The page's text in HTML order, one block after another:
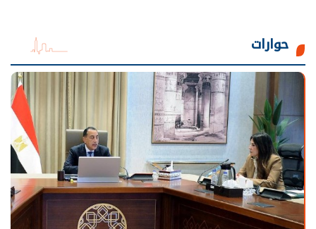
حوارات